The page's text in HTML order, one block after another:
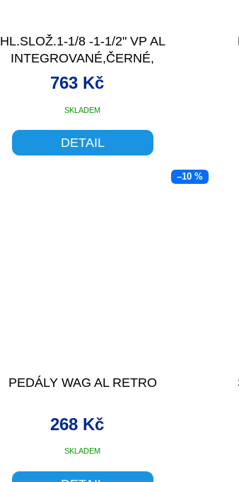
HL.SLOŽ.1-1/8 -1-1/2" VP AL
INTEGROVANÉ,ČERNÉ,
SKLADEM
763 Kč
DETAIL
–10 %
PEDÁLY WAG AL RETRO
SKLADEM
268 Kč